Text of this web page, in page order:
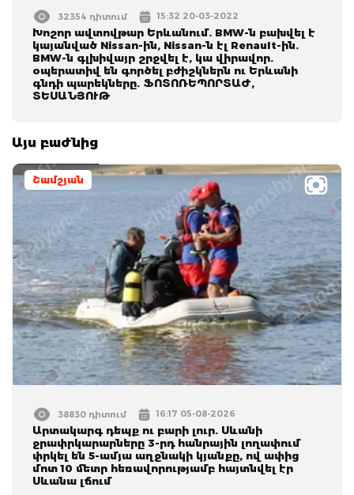
32354 դիտում 15:32 20-03-2022
Խոշոր ավտովթար Երևանում. BMW-ն բախվել է
կայանված Nissan-ին, Nissan-ն էլ Renault-ին.
BMW-ն գլխիվայր շրջվել է, կա վիրավոր.
օպերատիվ են գործել բժիշկներն ու Երևանի
գնդի պարեկները. ՖՈՏՈՌԵՊՈՐՏԱԺ,
ՏԵՍԱՆՅՈՒԹ
Այս բաժնից
Շամշյան
38830 դիտում 16:17 05-08-2026
Արտակարգ դեպք ու բարի լուր. Սևանի
ջրափրկարարները 3-րդ հանրային լողափում
փրկել են 5-ամյա աղջնակի կյանքը, ով ափից
մոտ 10 մետր հեռավորությամբ հայտնվել էր
Սևանա լճում